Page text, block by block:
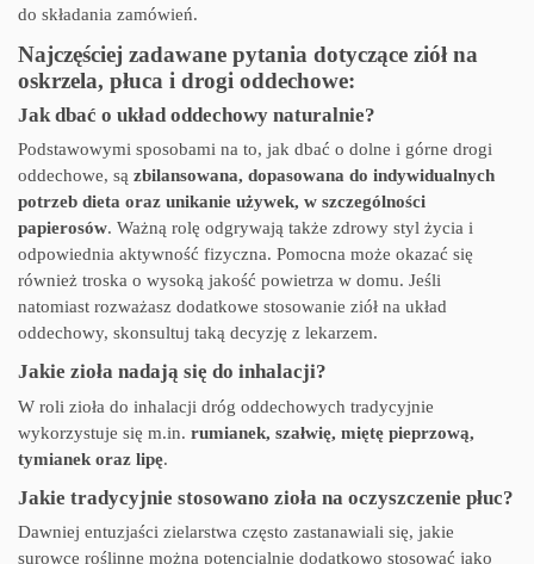
do składania zamówień.
Najczęściej zadawane pytania dotyczące ziół na
oskrzela, płuca i drogi oddechowe:
Jak dbać o układ oddechowy naturalnie?
Podstawowymi sposobami na to, jak dbać o dolne i górne drogi
oddechowe, są zbilansowana, dopasowana do indywidualnych
potrzeb dieta oraz unikanie używek, w szczególności
papierosów. Ważną rolę odgrywają także zdrowy styl życia i
odpowiednia aktywność fizyczna. Pomocna może okazać się
również troska o wysoką jakość powietrza w domu. Jeśli
natomiast rozważasz dodatkowe stosowanie ziół na układ
oddechowy, skonsultuj taką decyzję z lekarzem.
Jakie zioła nadają się do inhalacji?
W roli zioła do inhalacji dróg oddechowych tradycyjnie
wykorzystuje się m.in. rumianek, szałwię, miętę pieprzową,
tymianek oraz lipę.
Jakie tradycyjnie stosowano zioła na oczyszczenie płuc?
Dawniej entuzjaści zielarstwa często zastanawiali się, jakie
surowce roślinne można potencjalnie dodatkowo stosować jako